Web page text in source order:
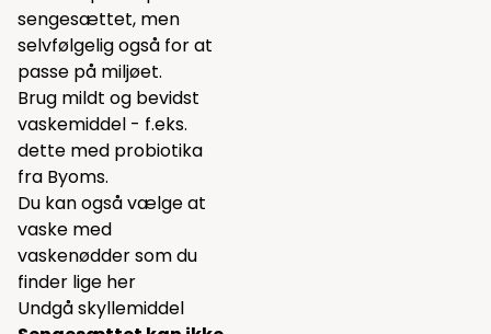
sengesættet, men
selvfølgelig også for at
passe på miljøet.
Brug mildt og bevidst
vaskemiddel - f.eks.
dette med probiotika
fra Byoms.
Du kan også vælge at
vaske med
vaskenødder som du
finder lige her
Undgå skyllemiddel